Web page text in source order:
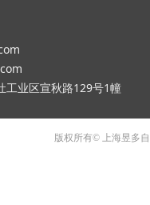
工业区宣秋路129号1幢
版权所有© 上海昱多